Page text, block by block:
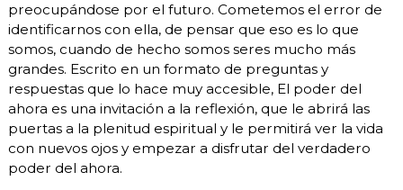
preocupándose por el futuro. Cometemos el error de
identificarnos con ella, de pensar que eso es lo que
somos, cuando de hecho somos seres mucho más
grandes. Escrito en un formato de preguntas y
respuestas que lo hace muy accesible, El poder del
ahora es una invitación a la reflexión, que le abrirá las
puertas a la plenitud espiritual y le permitirá ver la vida
con nuevos ojos y empezar a disfrutar del verdadero
poder del ahora.